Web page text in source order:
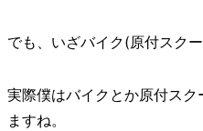
でも、いざバイク(原付スク
実際僕はバイクとか原付ス
ますね。